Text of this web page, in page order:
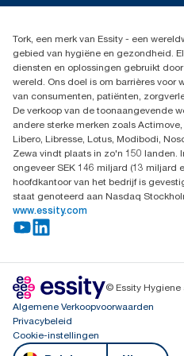
Dispenserklacht
02 766 05 30
Essity Belgium NV
Berkenlaan 8B
1831 MACHELEN
Tork, een merk van Essity - een
gebied van hygiëne en gezondheid.
diensten en oplossingen gebruikt
wereld. Ons doel is om barrières voor
van consumenten, patiënten,
De verkoop van de toonaangevende
andere sterke merken zoals
Libero, Libresse, Lotus, Modibodi,
Zewa vindt plaats in zo'n 150 landen.
ongeveer SEK 146 miljard (13 miljard
hoofdkantoor van het bedrijf is
staat genoteerd aan Nasdaq
www.essity.com
© Essity Hygiene
Algemene Verkoopvoorwaarden
Privacybeleid
Cookie-instellingen